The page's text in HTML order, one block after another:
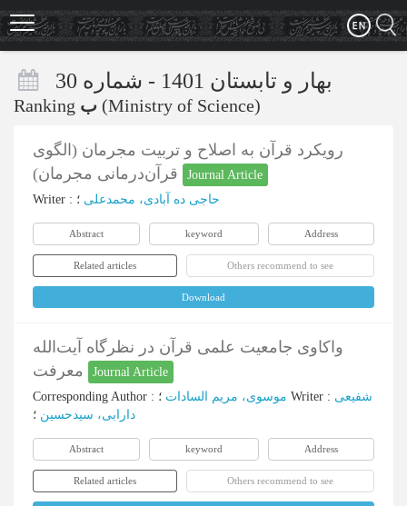
Skip
to
main
Ranking ب (Ministry of Science)
رویکرد قرآن به اصلاح و تربیت مجرمان (الگوی
Journal Article
Writer : حاجی ده آبادی، محمدعلی ؛
Abstract keyword Address
Related articles Others recommend to see
Download
واکاوی جامعیت علمی قرآن در نظرگاه آیت‌الله
Journal Article
Corresponding Author : موسوی، مریم السادات Writer : شفیعی
دارابی، سیدحسین ؛
Abstract keyword Address
Related articles Others recommend to see